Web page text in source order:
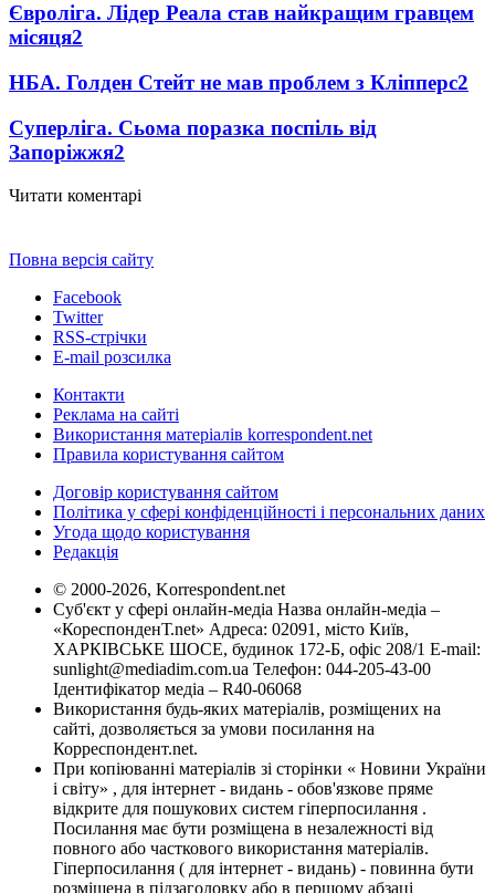
Євроліга. Лідер Реала став найкращим гравцем
місяця2
НБА. Голден Стейт не мав проблем з Кліпперс2
Суперліга. Сьома поразка поспіль від
Запоріжжя2
Читати коментарі
Повна версія сайту
Facebook
Twitter
RSS-стрічки
E-mail розсилка
Контакти
Реклама на сайті
Використання матеріалів korrespondent.net
Правила користування сайтом
Договір користування сайтом
Політика у сфері конфіденційності і персональних даних
Угода щодо користування
Редакція
© 2000-2026, Korrespondent.net
Суб'єкт у сфері онлайн-медіа Назва онлайн-медіа –
«КореспонденТ.net» Адреса: 02091, місто Київ,
ХАРКІВСЬКЕ ШОСЕ, будинок 172-Б, офіс 208/1 E-mail:
sunlight@mediadim.com.ua Телефон: 044-205-43-00
Ідентифікатор медіа – R40-06068
Використання будь-яких матеріалів, розміщених на
сайті, дозволяється за умови посилання на
Корреспондент.net.
При копіюванні матеріалів зі сторінки « Новини України
і світу» , для інтернет - видань - обов'язкове пряме
відкрите для пошукових систем гіперпосилання .
Посилання має бути розміщена в незалежності від
повного або часткового використання матеріалів.
Гіперпосилання ( для інтернет - видань) - повинна бути
розміщена в підзаголовку або в першому абзаці